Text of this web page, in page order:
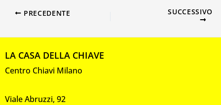
PRECEDENTE SUCCESSIVO
LA CASA DELLA CHIAVE
Centro Chiavi Milano
Viale Abruzzi, 92